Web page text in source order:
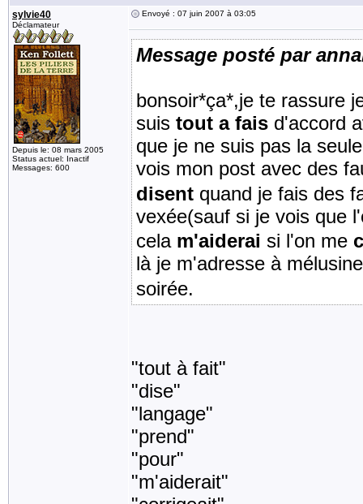
sylvie40
Déclamateur
Depuis le: 08 mars 2005
Status actuel: Inactif
Messages: 600
Envoyé : 07 juin 2007 à 03:05
Message posté par
bonsoir*ça*,je te rassure
suis tout a fais d'accord
que je ne suis pas la
vois mon post avec des
disent quand je fais des
vexée(sauf si je vois que
cela m'aiderai si l'on me
là je m'adresse à
soirée.
"tout à fait"
"dise"
"langage"
"prend"
"pour"
"m'aiderait"